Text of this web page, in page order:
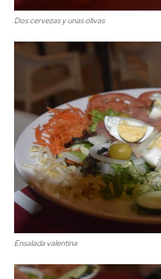
Dos cervezas y unas olivas
Ensalada valentina